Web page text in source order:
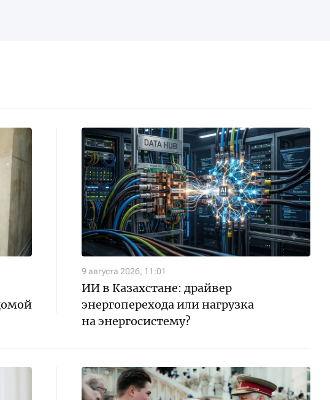
9 августа 2026, 11:01
ИИ в Казахстане: драйвер
энергоперехода или нагрузка
на энергосистему?